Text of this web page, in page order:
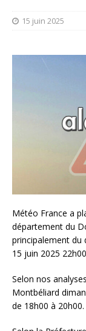
15 juin 2025
Météo France a
département du
principalement du
15 juin 2025
Selon nos
Montbéliard
de 18h00 à 20h00.